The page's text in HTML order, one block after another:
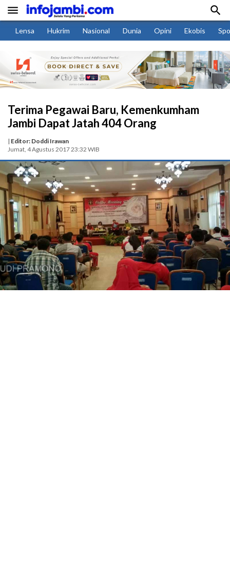
 
Lensa Hukrim Nasional Dunia Opini Ekobis
Terima Pegawai Baru, Kemenkumham
Jambi Dapat Jatah 404 Orang
| Editor: Doddi Irawan
Jumat, 4 Agustus 2017 23:32 WIB